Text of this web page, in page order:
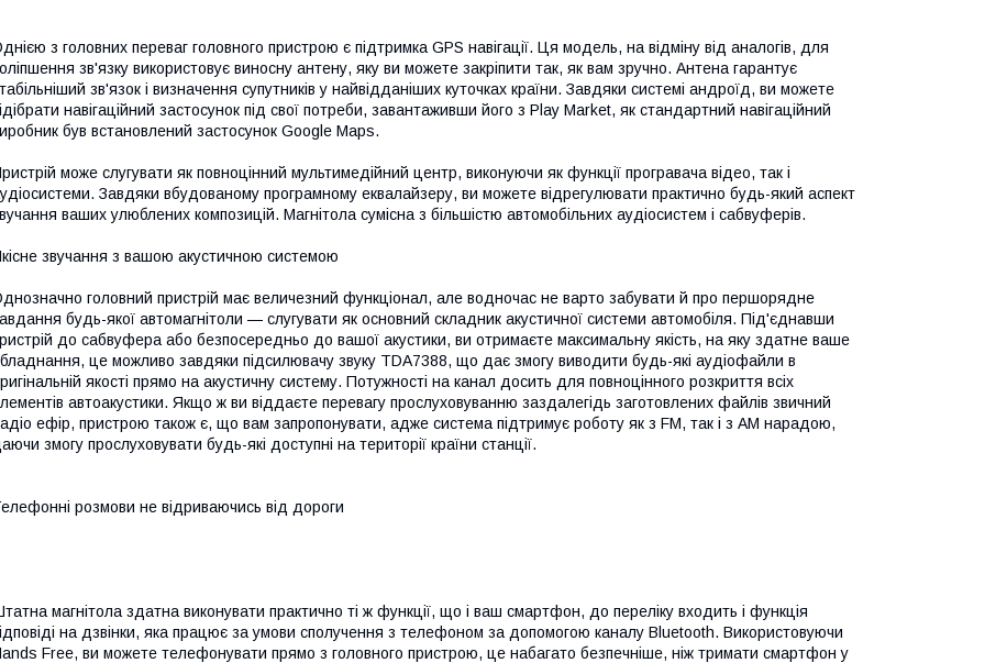
з головних переваг головного пристрою є підтримка GPS навігації. Ця модель, на відміну від аналогів, для
зв'язку використовує виносну антену, яку ви можете закріпити так, як вам зручно. Антена гарантує
зв'язок і визначення супутників у найвідданіших куточках країни. Завдяки системі андроїд, ви можете
навігаційний застосунок під свої потреби, завантаживши його з Play Market, як стандартний навігаційний
був встановлений застосунок Google Maps.
може слугувати як повноцінний мультимедійний центр, виконуючи як функції програвача відео, так і
Завдяки вбудованому програмному еквалайзеру, ви можете відрегулювати практично будь-який аспект
ваших улюблених композицій. Магнітола сумісна з більшістю автомобільних аудіосистем і сабвуферів.
звучання з вашою акустичною системою
головний пристрій має величезний функціонал, але водночас не варто забувати й про першорядне
будь-якої автомагнітоли — слугувати як основний складник акустичної системи автомобіля. Під'єднавши
до сабвуфера або безпосередньо до вашої акустики, ви отримаєте максимальну якість, на яку здатне ваше
це можливо завдяки підсилювачу звуку TDA7388, що дає змогу виводити будь-які аудіофайли в
якості прямо на акустичну систему. Потужності на канал досить для повноцінного розкриття всіх
автоакустики. Якщо ж ви віддаєте перевагу прослуховуванню заздалегідь заготовлених файлів звичний
ефір, пристрою також є, що вам запропонувати, адже система підтримує роботу як з FM, так і з AM нарадою,
змогу прослуховувати будь-які доступні на території країни станції.
розмови не відриваючись від дороги
магнітола здатна виконувати практично ті ж функції, що і ваш смартфон, до переліку входить і функція
на дзвінки, яка працює за умови сполучення з телефоном за допомогою каналу Bluetooth. Використовуючи
Free, ви можете телефонувати прямо з головного пристрою, це набагато безпечніше, ніж тримати смартфон у